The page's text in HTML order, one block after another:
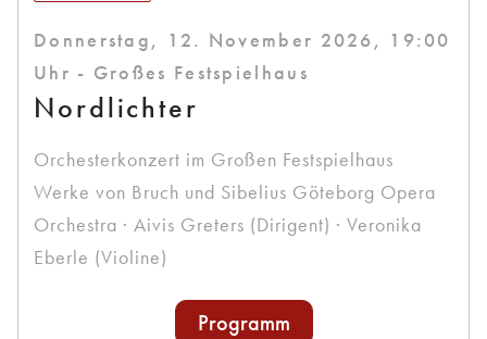
Donnerstag, 12. November 2026, 19:00
Uhr - Großes Festspielhaus
Nordlichter
Orchesterkonzert im Großen Festspielhaus
Werke von Bruch und Sibelius Göteborg Opera
Orchestra · Aivis Greters (Dirigent) · Veronika
Eberle (Violine)
Programm